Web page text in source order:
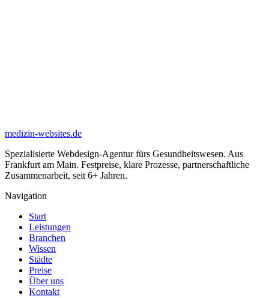
medizin-websites.de
Spezialisierte Webdesign-Agentur fürs Gesundheitswesen. Aus
Frankfurt am Main. Festpreise, klare Prozesse, partnerschaftliche
Zusammenarbeit, seit 6+ Jahren.
Navigation
Start
Leistungen
Branchen
Wissen
Städte
Preise
Über uns
Kontakt